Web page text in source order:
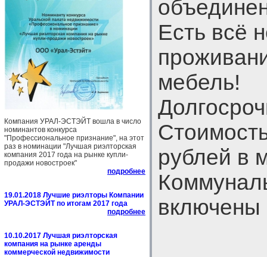
Компания УРАЛ-ЭСТЭЙТ вошла в число
номинантов конкурса
"Профессиональное признание", на этот
раз в номинации "Лучшая риэлторская
компания 2017 года на рынке купли-
продажи новостроек"
подробнее
19.01.2018 Лучшие риэлторы Компании
УРАЛ-ЭСТЭЙТ по итогам 2017 года
подробнее
10.10.2017 Лучшая риэлторская
компания на рынке аренды
коммерческой недвижимости
Есть всё
мебель!
рублей в
включены